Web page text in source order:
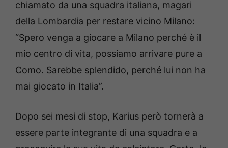
chiamato da una squadra italiana, magari
della Lombardia per restare vicino Milano:
“Spero venga a giocare a Milano perché è il
mio centro di vita, possiamo arrivare pure a
Como. Sarebbe splendido, perché lui non ha
mai giocato in Italia”.
Dopo sei mesi di stop, Karius però tornerà a
essere parte integrante di una squadra e a